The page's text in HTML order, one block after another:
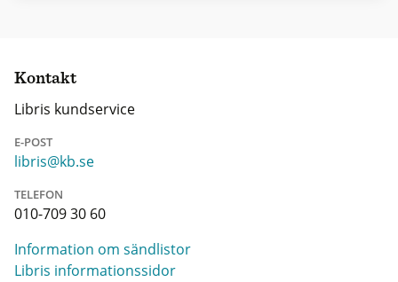
Kontakt
Libris kundservice
E-POST
libris@kb.se
TELEFON
010-709 30 60
Information om sändlistor
Libris informationssidor